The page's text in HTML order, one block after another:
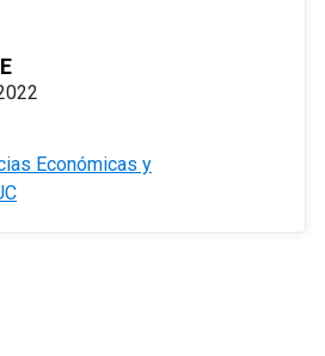
Económicas y